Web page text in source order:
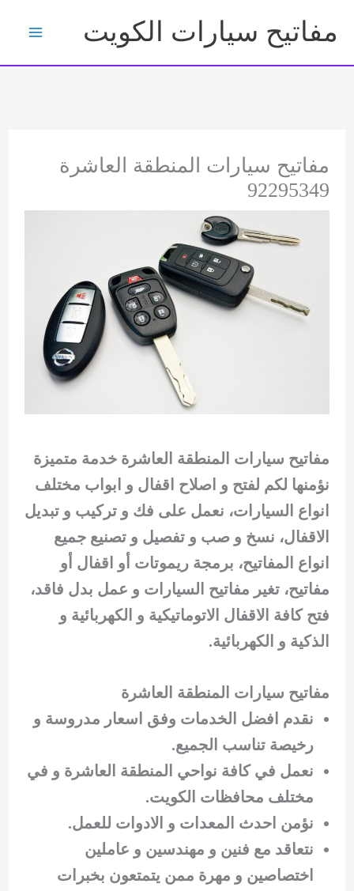
إلى
المحتوى
مفاتيح سيارات الكويت
مفاتيح سيارات المنطقة العاشرة
92295349
مفاتيح سيارات المنطقة العاشرة خدمة متميزة
نؤمنها لكم لفتح و اصلاح اقفال و ابواب مختلف
انواع السيارات، نعمل على فك و تركيب و تبديل
الاقفال، نسخ و صب و تفصيل و تصنيع جميع
انواع المفاتيح، برمجة ريموتات أو اقفال أو
مفاتيح، تغير مفاتيح السيارات و عمل بدل فاقد،
فتح كافة الاقفال الاتوماتيكية و الكهربائية و
الذكية و الكهربائية.
مفاتيح سيارات المنطقة العاشرة
نقدم افضل الخدمات وفق اسعار مدروسة و
رخيصة تناسب الجميع.
نعمل في كافة نواحي المنطقة العاشرة و في
مختلف محافظات الكويت.
نؤمن احدث المعدات و الادوات للعمل.
نتعاقد مع فنين و مهندسين و عاملين
اختصاصين و مهرة ممن يتمتعون بخبرات